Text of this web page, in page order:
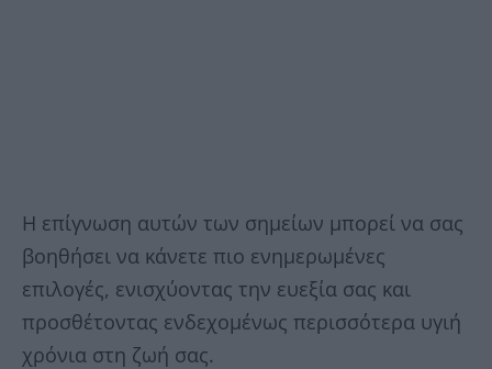
Η επίγνωση αυτών των σημείων μπορεί να σας
βοηθήσει να κάνετε πιο ενημερωμένες
επιλογές, ενισχύοντας την ευεξία σας και
προσθέτοντας ενδεχομένως περισσότερα υγιή
χρόνια στη ζωή σας.